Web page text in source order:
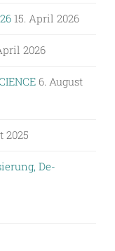
15. April 2026
2026
6. August
2025
De-